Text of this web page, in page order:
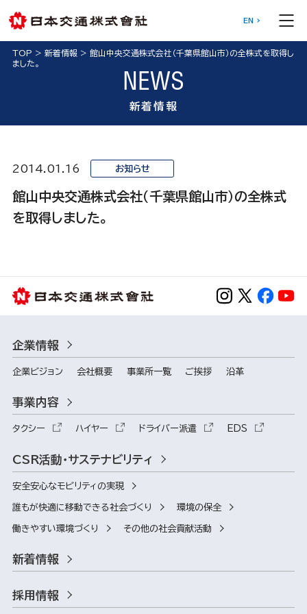
EN
TOP > 新着情報> 館山中央交通株式会社（千葉県館山市）の全株式を取得し
ました。
NEWS
新着情報
2014.01.16 お知らせ
館山中央交通株式会社（千葉県館山市）の全株式
を取得しました。
企業情報
企業ビジョン 会社概要 事業所一覧 ご挨拶 沿革
事業内容
タクシー ハイヤー ドライバー派遣 EDS
CSR活動・サステナビリティ
安全安心なモビリティの実現
誰もが快適に移動できる社会づくり 環境の保全
働きやすい環境づくり その他の社会貢献活動
新着情報
採用情報